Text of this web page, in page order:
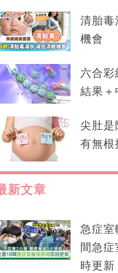
清胎毒
機會
六合彩
結果＋
尖肚
有無根
新文章
急症室
間急
時更新